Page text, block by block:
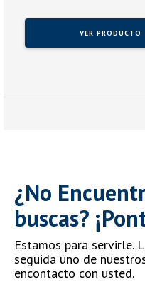
VER PRODUCTO
¿No
buscas?
Estamos para servirle.
seguida uno de
encontacto con usted.